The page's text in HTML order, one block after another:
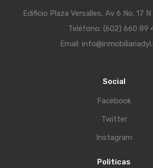
Edificio Plaza Versalles, Av 6 No. 17
Teléfono: (602) 660 89
Email:
Social
Facebook
Twitter
Instagram
Politicas